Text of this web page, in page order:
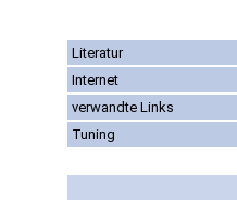
Literatur
Internet
verwandte Links
Tuning